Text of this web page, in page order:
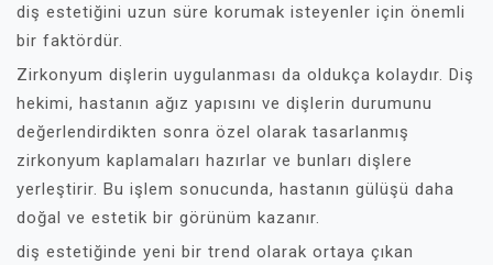
diş estetiğini uzun süre korumak isteyenler için önemli
bir faktördür.
Zirkonyum dişlerin uygulanması da oldukça kolaydır. Diş
hekimi, hastanın ağız yapısını ve dişlerin durumunu
değerlendirdikten sonra özel olarak tasarlanmış
zirkonyum kaplamaları hazırlar ve bunları dişlere
yerleştirir. Bu işlem sonucunda, hastanın gülüşü daha
doğal ve estetik bir görünüm kazanır.
diş estetiğinde yeni bir trend olarak ortaya çıkan